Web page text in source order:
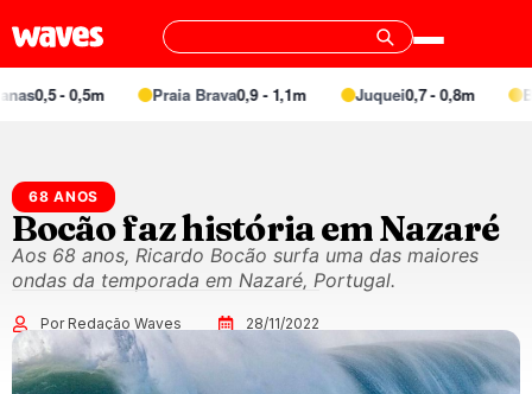
0,5 - 0,5m Praia Brava0,9 - 1,1m Juquei0,7 - 0,8m
68 ANOS
Bocão faz história em Nazaré
Aos 68 anos, Ricardo Bocão surfa uma das maiores
ondas da temporada em Nazaré, Portugal.
Por Redação Waves 28/11/2022